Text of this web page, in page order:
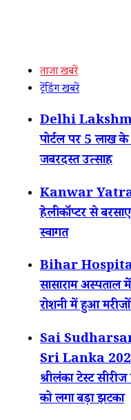
ताजा खबरें
ट्रेंडिंग खबरें
Delhi Lakshmi
पोर्टल पर 5 लाख
जबरदस्त उत्साह
Kanwar Yatra
हेलीकॉप्टर से
स्वागत
Bihar
सासाराम अस्पताल
रोशनी में हुआ
Sai
Sri Lanka
श्रीलंका टेस्ट
को लगा बड़ा झटका